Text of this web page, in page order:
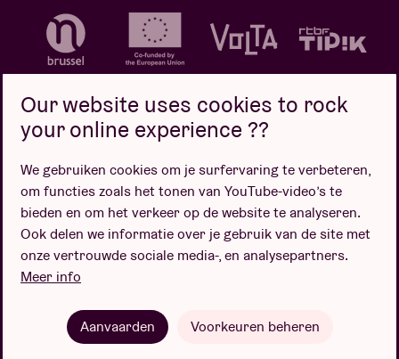
Privacybeleid Cookiebeleid
Verkoopsvoorwaarden
Design door
Our website uses cookies to rock
your online experience ??
We gebruiken cookies om je surfervaring te verbeteren,
om functies zoals het tonen van YouTube-video’s te
bieden en om het verkeer op de website te analyseren.
Ook delen we informatie over je gebruik van de site met
onze vertrouwde sociale media-, en analysepartners.
Meer info
Aanvaarden Voorkeuren beheren